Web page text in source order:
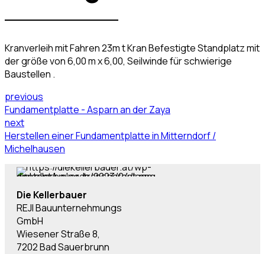
Kranverleih mit Fahren 23m t Kran Befestigte Standplatz mit
der größe von 6,00 m x 6,00, Seilwinde für schwierige
Baustellen .
previous
Fundamentplatte - Asparn an der Zaya
next
Herstellen einer Fundamentplatte in Mitterndorf /
Michelhausen
Die Kellerbauer
REJI Bauunternehmungs
GmbH
Wiesener Straße 8,
7202 Bad Sauerbrunn